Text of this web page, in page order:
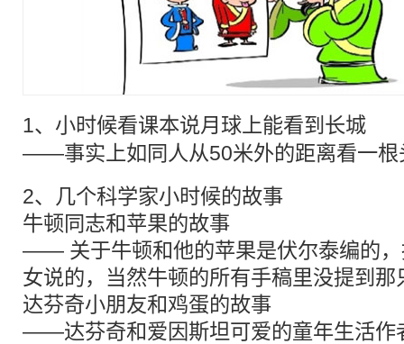
1、小时候看课本说月球上能看到长城
——事实上如同人从50米外的距离看一
2、几个科学家小时候的故事
牛顿同志和苹果的故事
—— 关于牛顿和他的苹果是伏尔泰编的，
女说的，当然牛顿的所有手稿里没提到那
达芬奇小朋友和鸡蛋的故事
——达芬奇和爱因斯坦可爱的童年生活作